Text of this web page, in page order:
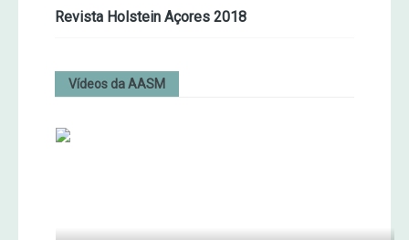
Revista Holstein Açores 2018
Vídeos da AASM